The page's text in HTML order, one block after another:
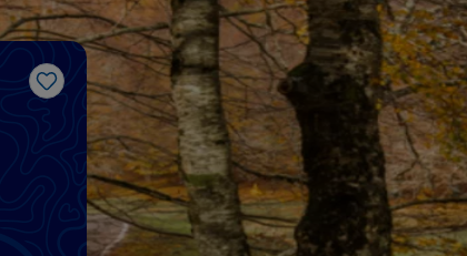
Gosto